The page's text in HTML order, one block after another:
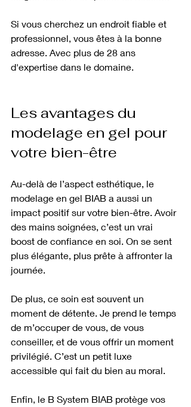
Si vous cherchez un endroit fiable et
professionnel, vous êtes à la bonne
adresse. Avec plus de 28 ans
d'expertise dans le domaine.
Les avantages du
modelage en gel pour
votre bien-être
Au-delà de l’aspect esthétique, le
modelage en gel BIAB a aussi un
impact positif sur votre bien-être. Avoir
des mains soignées, c’est un vrai
boost de confiance en soi. On se sent
plus élégante, plus prête à affronter la
journée.
De plus, ce soin est souvent un
moment de détente. Je prend le temps
de m’occuper de vous, de vous
conseiller, et de vous offrir un moment
privilégié. C’est un petit luxe
accessible qui fait du bien au moral.
Enfin, le B System BIAB protège vos